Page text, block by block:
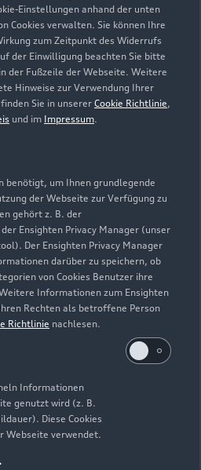
Einstellungen anhand der unten
Cookies verwalten. Sie können Ihre
zum Zeitpunkt des Widerrufs
der Einwilligung beachten Sie bitte
der Fußzeile der Webseite. Weitere
Hinweise zur Verwendung Ihrer
Sie in unserer Cookie Richtlinie,
und im Impressum.
benötigt, um Ihnen grundlegende
der Webseite zur Verfügung zu
gehört z. B. der
Ensighten Privacy Manager (unser
Der Ensighten Privacy Manager
darüber zu speichern, ob
von Cookies Benutzer ihre
Informationen zum Ensighten
Rechten als betroffene Person
Richtlinie nachlesen.
Informationen
genutzt wird (z. B.
Diese Cookies
Webseite verwendet.
vorbehalten
Cookie-Einstellungen
Data Act
Tochtergesellschaften der
„Volkswagen Financial Services“